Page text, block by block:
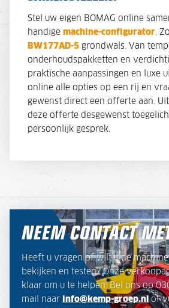
Stel uw eigen BOMAG online
handige machine-configurator.
BW177AD-5 grondwals. Van
onderhoudspakketten en
praktische aanpassingen en luxe
online alle opties op een rij en
gewenst direct een offerte aan.
deze offerte desgewenst
persoonlijk gesprek.
NEEM CONTACT
Heeft u vragen of wilt u de
bekijken en testen? Onze
klaar om u te helpen. Bel ons op
mail naar
info@kemp-groep.nl of